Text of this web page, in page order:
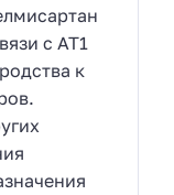
с АТ1
к